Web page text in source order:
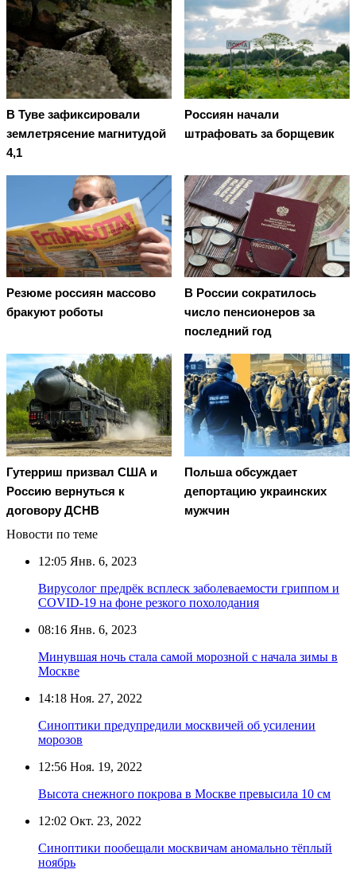
В Туве зафиксировали
землетрясение магнитудой
4,1
Россиян начали
штрафовать за борщевик
Резюме россиян массово
бракуют роботы
В России сократилось
число пенсионеров за
последний год
Гутерриш призвал США и
Россию вернуться к
договору ДСНВ
Польша обсуждает
депортацию украинских
мужчин
Новости по теме
12:05 Янв. 6, 2023
Вирусолог предрёк всплеск заболеваемости гриппом и
COVID-19 на фоне резкого похолодания
08:16 Янв. 6, 2023
Минувшая ночь стала самой морозной с начала зимы в
Москве
14:18 Ноя. 27, 2022
Синоптики предупредили москвичей об усилении
морозов
12:56 Ноя. 19, 2022
Высота снежного покрова в Москве превысила 10 см
12:02 Окт. 23, 2022
Синоптики пообещали москвичам аномально тёплый
ноябрь